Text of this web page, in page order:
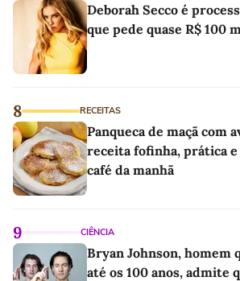
Deborah Secco é
que pede quase R$ 100
8 RECEITAS
Panqueca de maçã com
receita fofinha, prática
café da manhã
9 CIÊNCIA
Bryan Johnson, homem
até os 100 anos, admite